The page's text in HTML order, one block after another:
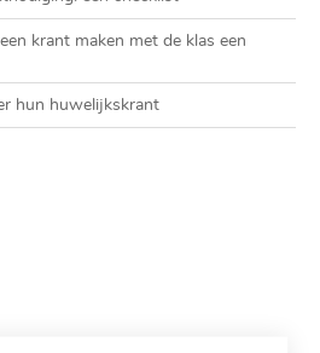
krant maken met de klas een
hun huwelijkskrant